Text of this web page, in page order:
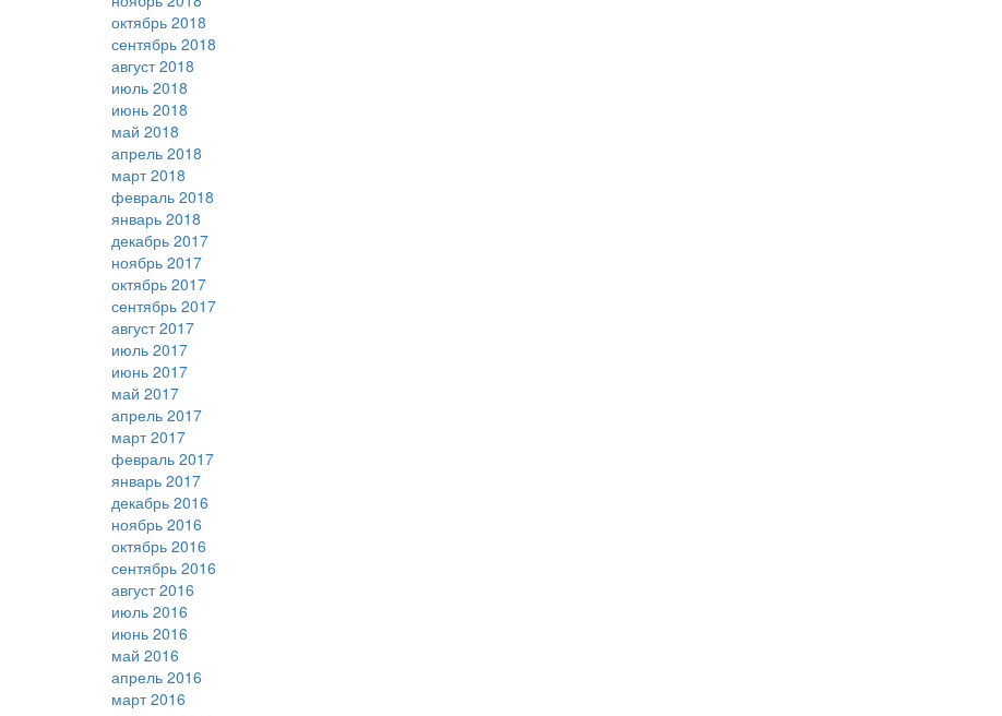
октябрь 2018
сентябрь 2018
август 2018
июль 2018
июнь 2018
май 2018
апрель 2018
март 2018
февраль 2018
январь 2018
декабрь 2017
ноябрь 2017
октябрь 2017
сентябрь 2017
август 2017
июль 2017
июнь 2017
май 2017
апрель 2017
март 2017
февраль 2017
январь 2017
декабрь 2016
ноябрь 2016
октябрь 2016
сентябрь 2016
август 2016
июль 2016
июнь 2016
май 2016
апрель 2016
март 2016